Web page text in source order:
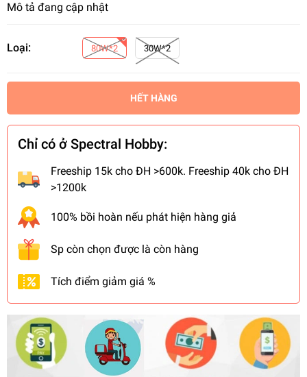
Mô tả đang cập nhật
Loại: 80W*2 30W*2
HẾT HÀNG
Chỉ có ở Spectral Hobby:
Freeship 15k cho ĐH >600k. Freeship 40k cho ĐH
>1200k
100% bồi hoàn nếu phát hiện hàng giả
Sp còn chọn được là còn hàng
Tích điểm giảm giá %